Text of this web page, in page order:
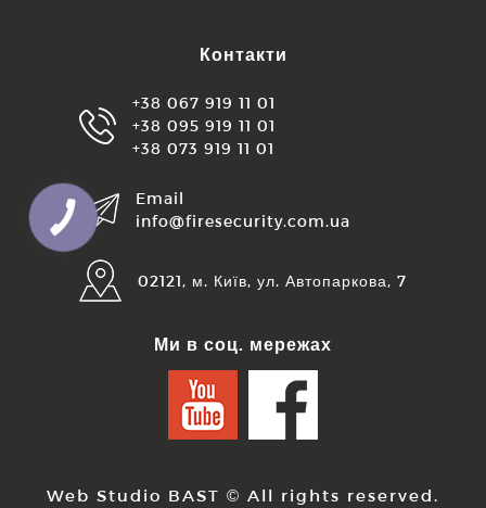
Контакти
+38 067 919 11 01
+38 095 919 11 01
+38 073 919 11 01
Email
info@firesecurity.com.ua
02121, м. Київ, ул. Автопаркова, 7
Ми в соц. мережах
Web Studio BAST © All rights reserved.